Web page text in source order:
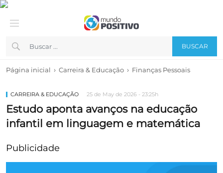
BUSCAR
Página inicial › Carreira & Educação › Finanças Pessoais
CARREIRA & EDUCAÇÃO 25 de May de 2026 - 23:25h
Estudo aponta avanços na educação
infantil em linguagem e matemática
Publicidade